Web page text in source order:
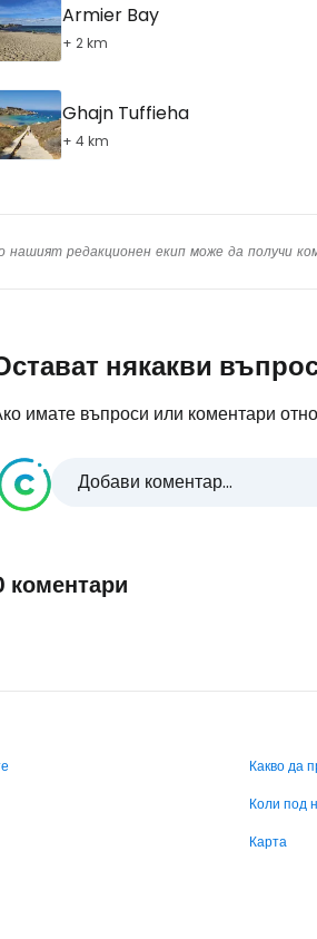
Armier Bay
+ 2 km
Ghajn Tuffieha
+ 4 km
редакционен екип може да получи
някакви
имате въпроси или коментари
Добави коментар...
коментари
Какво да
Коли под
Карта